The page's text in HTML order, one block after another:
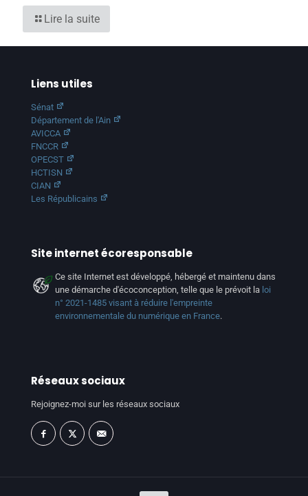
Lire la suite
Liens utiles
Sénat
Département de l'Ain
AVICCA
FNCCR
OPECST
HCTISN
CIAN
Les Républicains
Site internet écoresponsable
Ce site Internet est développé, hébergé et maintenu dans
une démarche d'écoconception, telle que le prévoit la loi
n° 2021-1485 visant à réduire l'empreinte
environnementale du numérique en France.
Réseaux sociaux
Rejoignez-moi sur les réseaux sociaux